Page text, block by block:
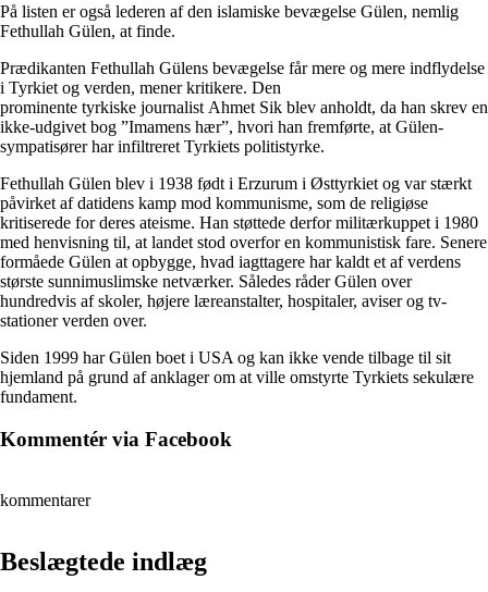
På listen er også lederen af den islamiske bevægelse Gülen, nemlig
Fethullah Gülen, at finde.
Prædikanten Fethullah Gülens bevægelse får mere og mere indflydelse
i Tyrkiet og verden, mener kritikere. Den
prominente tyrkiske journalist Ahmet Sik blev anholdt, da han skrev en
ikke-udgivet bog ”Imamens hær”, hvori han fremførte, at Gülen-
sympatisører har infiltreret Tyrkiets politistyrke.
Fethullah Gülen blev i 1938 født i Erzurum i Østtyrkiet og var stærkt
påvirket af datidens kamp mod kommunisme, som de religiøse
kritiserede for deres ateisme. Han støttede derfor militærkuppet i 1980
med henvisning til, at landet stod overfor en kommunistisk fare. Senere
formåede Gülen at opbygge, hvad iagttagere har kaldt et af verdens
største sunnimuslimske netværker. Således råder Gülen over
hundredvis af skoler, højere læreanstalter, hospitaler, aviser og tv-
stationer verden over.
Siden 1999 har Gülen boet i USA og kan ikke vende tilbage til sit
hjemland på grund af anklager om at ville omstyrte Tyrkiets sekulære
fundament.
Kommentér via Facebook
kommentarer
Beslægtede indlæg